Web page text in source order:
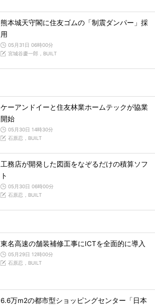
熊本城天守閣に住友ゴムの「制震ダンパー」採
用
05月31日 06時00分
宮城谷慶一郎，BUILT
ケーアンドイーと住友林業ホームテックが協業
開始
05月30日 14時30分
石原忍，BUILT
工務店が開発した図面をなぞるだけの積算ソフ
ト
05月30日 06時00分
石原忍，BUILT
東名高速の舗装補修工事にICTを全面的に導入
05月29日 12時00分
石原忍，BUILT
6.6万m2の都市型ショッピングセンター「日本